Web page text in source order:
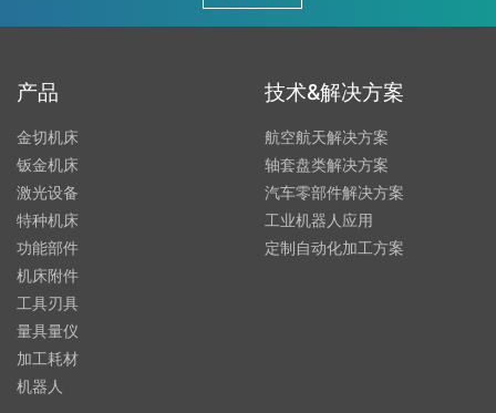
产品
金切机床
钣金机床
激光设备
特种机床
功能部件
机床附件
工具刃具
量具量仪
加工耗材
机器人
技术&解决方案
航空航天解决方案
轴套盘类解决方案
汽车零部件解决方案
工业机器人应用
定制自动化加工方案